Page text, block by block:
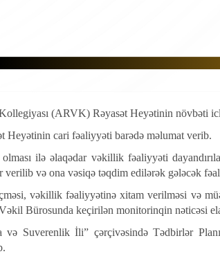
(ARVK) Rəyasət Heyətinin növbəti
Heyətinin cari fəaliyyəti barədə məlumat verib.
ilə əlaqədar vəkillik fəaliyyəti
verilib və ona vəsiqə təqdim edilərək gələcək
vəkillik fəaliyyətinə xitam verilməsi və
Bürosunda keçirilən monitorinqin nəticəsi
və Suverenlik İli” çərçivəsində Tədbirlər